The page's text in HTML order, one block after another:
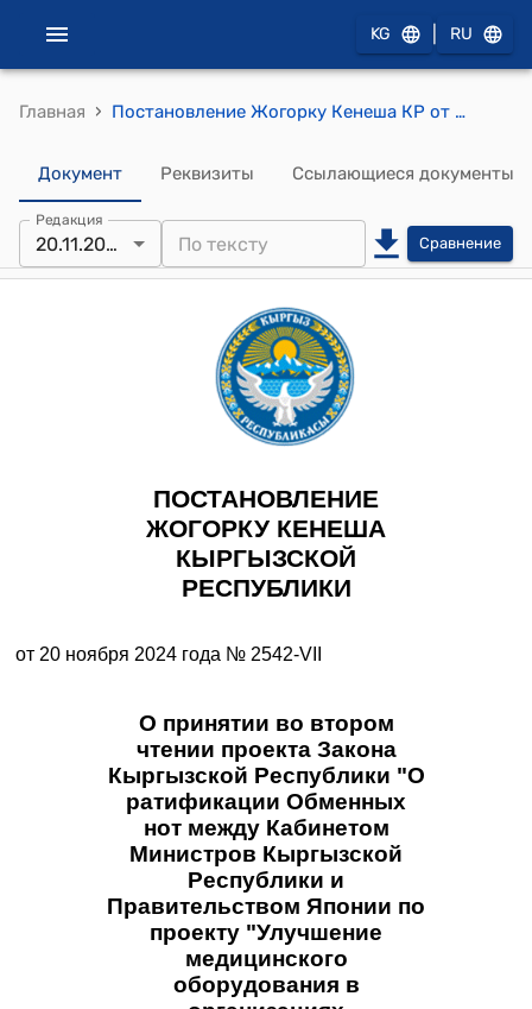
KG RU
Главная › Постановление Жогорку Кенеша КР от 20 ноября 2024 года № 2542-VII "О принятии во втором чтении проекта Закона Кыргызской Республики "О ратификации Обменных нот между Кабинетом Министров Кыргызской Республики и Правительством Японии по проекту "Улучшение медицинского оборудования в организациях здравоохранения третичного уровня в городе Бишкек" и Грантового соглашения между Кабинетом Министров Кыргызской Республики и Японским агентством международного сотрудничества (JICA) по проекту "Улучшение медицинского оборудования в организациях здравоохранения третичного уровня в городе Бишкек", подписанных 1 августа 2024 года в городе Бишкек"
Документ Реквизиты Ссылающиеся документы
Редакция
20.11.2024 Сравнение